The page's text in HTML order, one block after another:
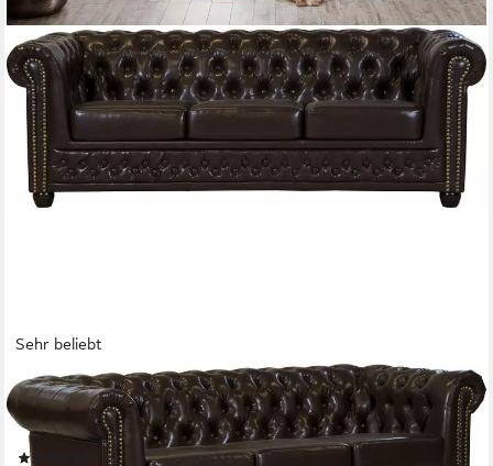
Sehr beliebt
HOME AFFAIRE
Chesterfield-Sofa Rysum, Chesterfield-Optik, in 2
Bezugsqualitäten, 2 Ausf. schnell lieferbar
(33)